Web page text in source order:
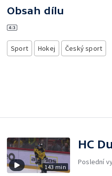
Obsah dílu
Sport Hokej Český sport
143 min
HC
Poslední